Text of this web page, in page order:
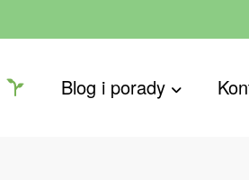
Blog i porady